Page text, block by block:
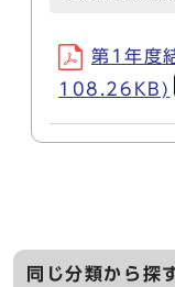
第1年度
108.26KB)
同じ分類から探